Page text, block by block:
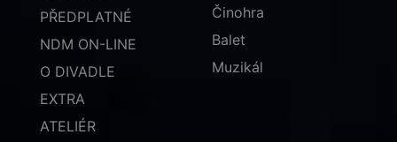
PŘEDPLATNÉ
NDM ON-LINE
O DIVADLE
EXTRA
ATELIÉR
Činohra
Balet
Muzikál